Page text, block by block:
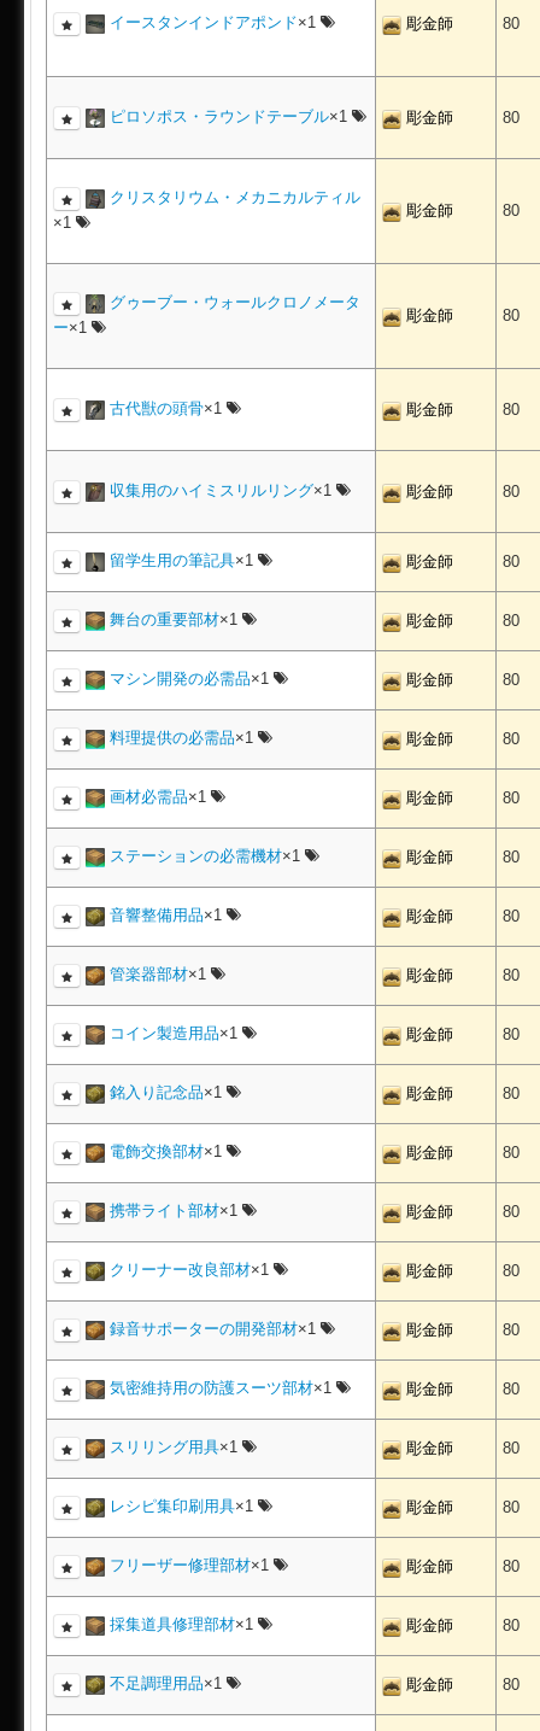
イースタンインドアポンド×1 彫金師 80
ピロソポス・ラウンドテーブル×1 彫金師 80
クリスタリウム・メカニカルティル
×1
彫金師 80
グゥーブー・ウォールクロノメータ
ー×1
彫金師 80
古代獣の頭骨×1 彫金師 80
収集用のハイミスリルリング×1 彫金師 80
留学生用の筆記具×1 彫金師 80
舞台の重要部材×1 彫金師 80
マシン開発の必需品×1 彫金師 80
料理提供の必需品×1 彫金師 80
画材必需品×1 彫金師 80
ステーションの必需機材×1 彫金師 80
音響整備用品×1 彫金師 80
管楽器部材×1 彫金師 80
コイン製造用品×1 彫金師 80
銘入り記念品×1 彫金師 80
電飾交換部材×1 彫金師 80
携帯ライト部材×1 彫金師 80
クリーナー改良部材×1 彫金師 80
録音サポーターの開発部材×1 彫金師 80
気密維持用の防護スーツ部材×1 彫金師 80
スリリング用具×1 彫金師 80
レシピ集印刷用具×1 彫金師 80
フリーザー修理部材×1 彫金師 80
採集道具修理部材×1 彫金師 80
不足調理用品×1 彫金師 80